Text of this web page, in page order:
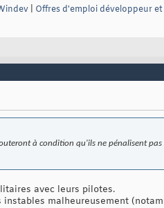
Offres d'emploi développeur
à condition qu'ils ne pénalisent
avec leurs pilotes.
malheureusement